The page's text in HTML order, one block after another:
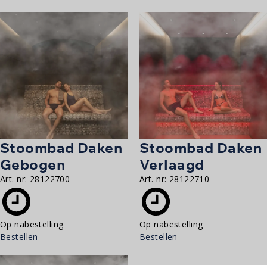
Stoombad Daken
Gebogen
Art. nr: 28122700
Op nabestelling
Bestellen
Stoombad Daken
Verlaagd
Art. nr: 28122710
Op nabestelling
Bestellen